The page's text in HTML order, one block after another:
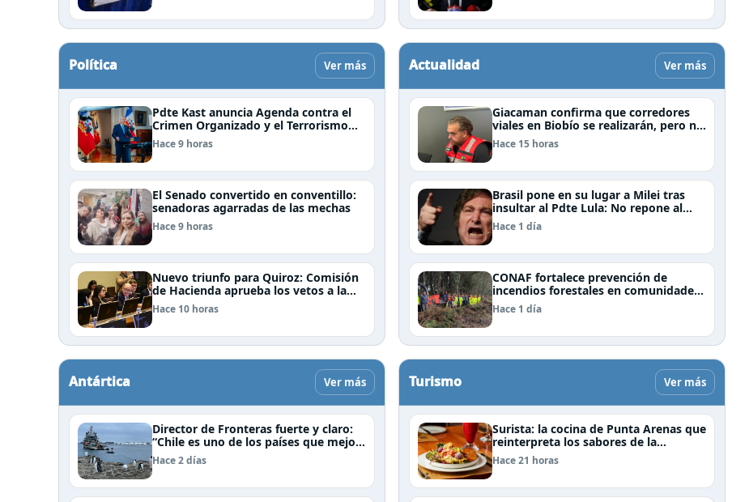
Política Ver más
Pdte Kast anuncia Agenda contra el
Crimen Organizado y el Terrorismo
(ACOT)
Hace 9 horas
El Senado convertido en conventillo:
senadoras agarradas de las mechas
Hace 9 horas
Nuevo triunfo para Quiroz: Comisión
de Hacienda aprueba los vetos a la
Megarreforma
Hace 10 horas
Actualidad Ver más
Giacaman confirma que corredores
viales en Biobío se realizarán, pero no
por la vía de la concesión
Hace 15 horas
Brasil pone en su lugar a Milei tras
insultar al Pdte Lula: No repone al
embajador en BBSS y rebaja la
relación bilateral
Hace 1 día
CONAF fortalece prevención de
incendios forestales en comunidades
de Temuco y Galvarino
Hace 1 día
Antártica Ver más
Director de Fronteras fuerte y claro:
“Chile es uno de los países que mejor
derechos tiene para sustentar una
reclamación de territorio antártico”
Hace 2 días
Turismo Ver más
Surista: la cocina de Punta Arenas que
reinterpreta los sabores de la
Patagonia
Hace 21 horas